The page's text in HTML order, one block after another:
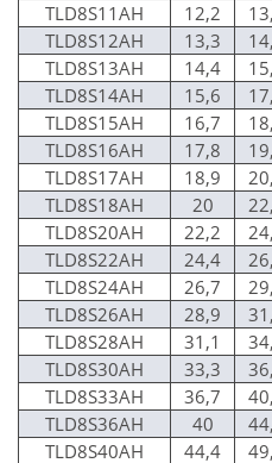
TLD8S11AH
12,2
TLD8S12AH
13,3
TLD8S13AH
14,4
TLD8S14AH
15,6
TLD8S15AH
16,7
TLD8S16AH
17,8
TLD8S17AH
18,9
TLD8S18AH
20
TLD8S20AH
22,2
TLD8S22AH
24,4
TLD8S24AH
26,7
TLD8S26AH
28,9
TLD8S28AH
31,1
TLD8S30AH
33,3
TLD8S33AH
36,7
TLD8S36AH
40
TLD8S40AH
44,4